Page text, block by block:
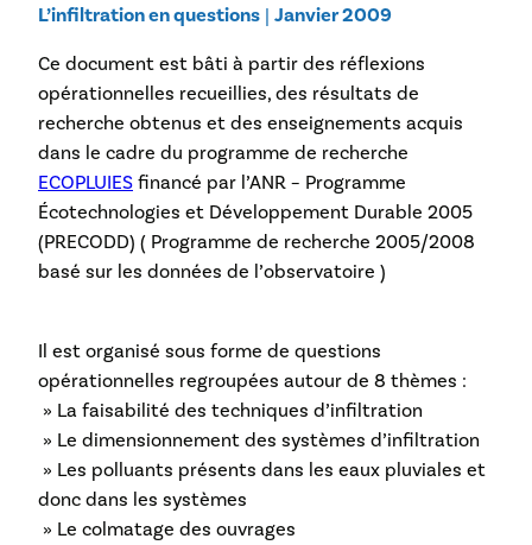
L’infiltration en questions | Janvier 2009
Ce document est bâti à partir des réflexions
opérationnelles recueillies, des résultats de
recherche obtenus et des enseignements acquis
dans le cadre du programme de recherche
ECOPLUIES financé par l’ANR – Programme
Écotechnologies et Développement Durable 2005
(PRECODD) ( Programme de recherche 2005/2008
basé sur les données de l’observatoire )
Il est organisé sous forme de questions
opérationnelles regroupées autour de 8 thèmes :
» La faisabilité des techniques d’infiltration
» Le dimensionnement des systèmes d’infiltration
» Les polluants présents dans les eaux pluviales et
donc dans les systèmes
» Le colmatage des ouvrages